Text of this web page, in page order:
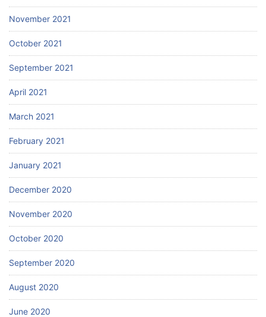
November 2021
October 2021
September 2021
April 2021
March 2021
February 2021
January 2021
December 2020
November 2020
October 2020
September 2020
August 2020
June 2020